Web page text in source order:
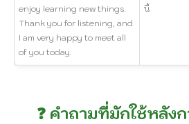
enjoy learning new things.
Thank you for listening, and
I am very happy to meet all
of you today.
นี้
❓ คำถามที่มักใช้หลัง